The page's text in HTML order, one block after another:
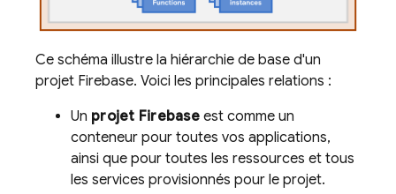
Ce schéma illustre la hiérarchie de base d'un
projet Firebase. Voici les principales relations :
Un projet Firebaseest comme un
conteneur pour toutes vos applications,
ainsi que pour toutes les ressources et tous
les services provisionnés pour le projet.